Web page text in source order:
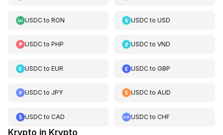
USDCto RON USDCtoUSD
USDCto PHP USDCtoVND
USDCto EUR USDCtoGBP
USDCto JPY USDCtoAUD
USDCto CAD USDCtoCHF
Krypto in Krypto